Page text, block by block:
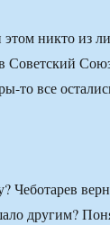
никто из
Советский
то все
Чеботарев
другим?